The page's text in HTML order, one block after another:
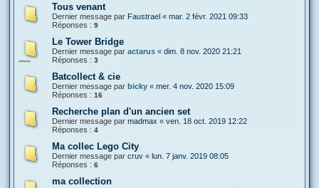
Tous venant
Dernier message par Faustrael « mar. 2 févr. 2021 09:33
Réponses : 9
Le Tower Bridge
Dernier message par actarus « dim. 8 nov. 2020 21:21
Réponses : 3
Batcollect & cie
Dernier message par bicky « mer. 4 nov. 2020 15:09
Réponses : 16
Recherche plan d'un ancien set
Dernier message par madmax « ven. 18 oct. 2019 12:22
Réponses : 4
Ma collec Lego City
Dernier message par cruv « lun. 7 janv. 2019 08:05
Réponses : 6
ma collection